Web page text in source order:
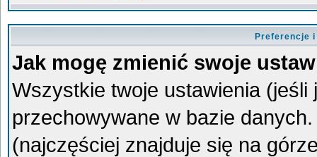
Preferencje
Jak mogę zmienić swoje
Wszystkie twoje ustawienia
przechowywane w bazie
(najczęściej znajduje się na